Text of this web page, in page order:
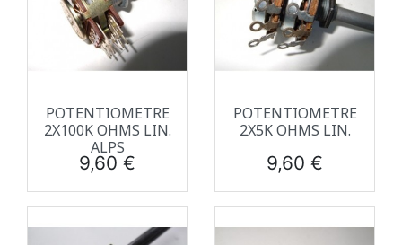
POTENTIOMETRE
2X100K OHMS LIN.
ALPS
Prix
9,60 €
POTENTIOMETRE
2X5K OHMS LIN.
Prix
9,60 €